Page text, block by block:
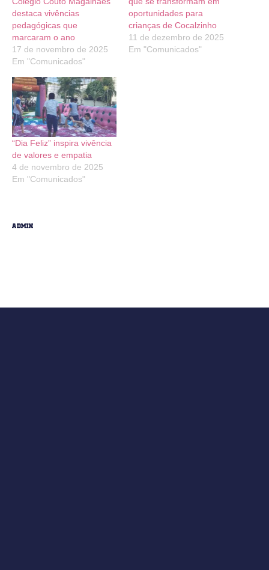
destaca vivências
pedagógicas que
marcaram o ano
17 de novembro de 2025
Em "Comunicados"
oportunidades para
crianças de Cocalzinho
11 de dezembro de 2025
Em "Comunicados"
“Dia Feliz” inspira vivência
de valores e empatia
4 de novembro de 2025
Em "Comunicados"
admin